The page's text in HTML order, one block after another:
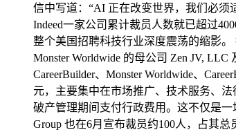
信中写道：“AI 正在改变世界，我们必须
Indeed一家公司累计裁员人数就已超过
整个美国招聘科技行业深度震荡的缩影。
Monster Worldwide 的母公司 Zen JV,
CareerBuilder、Monster Worldwide、
元，主要集中在市场推广、技术服务、
破产管理期间支付行政费用。这不仅是
Group 也在6月宣布裁员约100人，占其